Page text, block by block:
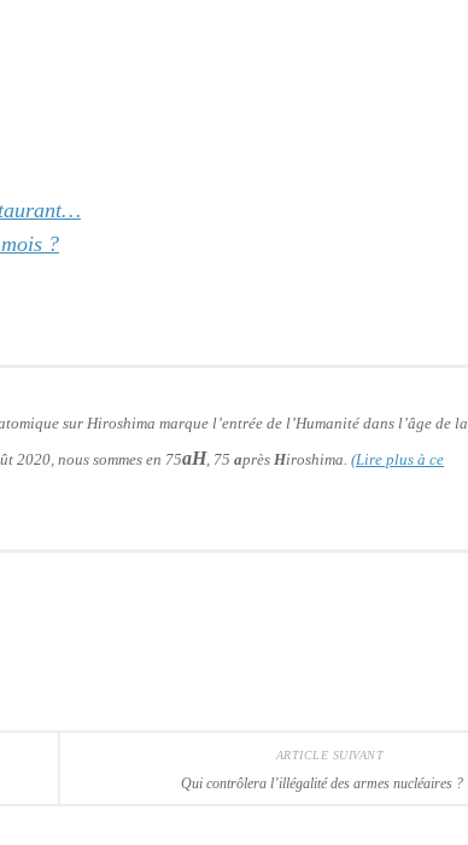
?
sur Hiroshima marque l’entrée de l’Humanité dans l’âge de la
2020, nous sommes en 75aH, 75 après Hiroshima. (Lire plus à ce
ARTICLE SUIVANT
Qui contrôlera l’illégalité des armes nucléaires ?